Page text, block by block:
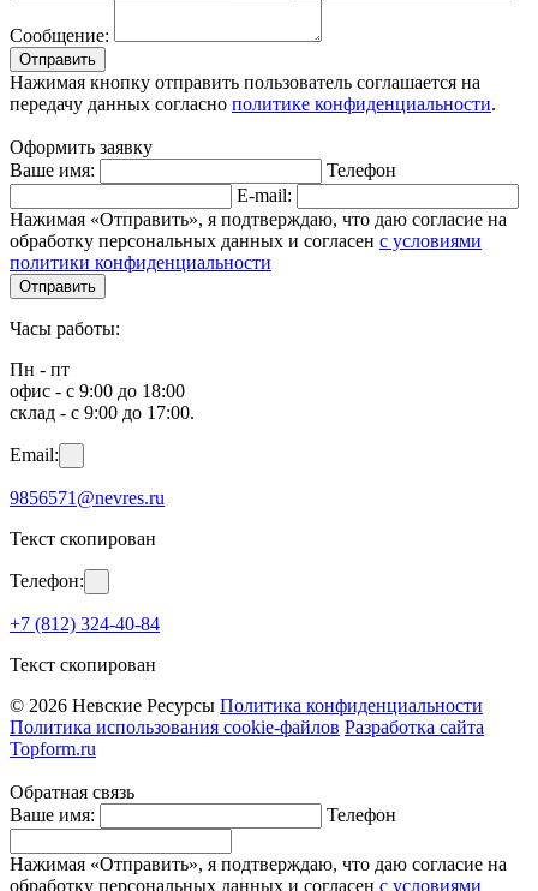
Сообщение:
Отправить
Нажимая кнопку отправить пользователь соглашается на
передачу данных согласно политике конфиденциальности.
Оформить заявку
Ваше имя:
Телефон
E-mail:
Нажимая «Отправить», я подтверждаю, что даю согласие на
обработку персональных данных и согласен с условиями
политики конфиденциальности
Отправить
Часы работы:
Пн - пт
офис - с 9:00 до 18:00
склад - с 9:00 до 17:00.
Email:
9856571@nevres.ru
Текст скопирован
Телефон:
+7 (812) 324-40-84
Текст скопирован
© 2026 Невские Ресурсы Политика конфиденциальности
Политика использования cookie-файлов Разработка сайта
Topform.ru
Обратная связь
Ваше имя:
Телефон
Нажимая «Отправить», я подтверждаю, что даю согласие на
обработку персональных данных и согласен с условиями